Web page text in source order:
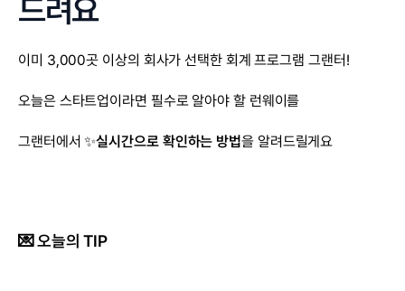
드려요
이미 3,000곳 이상의 회사가 선택한 회계 프로그램 그랜터!
오늘은 스타트업이라면 필수로 알아야 할 런웨이를
그랜터에서 ✨실시간으로 확인하는 방법을 알려드릴게요
💌 오늘의 TIP